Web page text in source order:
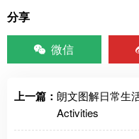
分享
微信
上一篇： 朗文图解日常生
Activities